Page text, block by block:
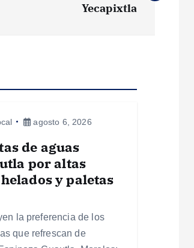
Yecapixtla
agosto 6, 2026
de aguas
por altas
y paletas
la preferencia de los
que refrescan de